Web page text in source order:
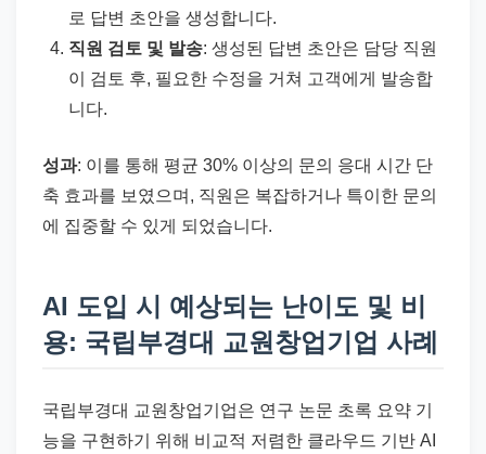
로 답변 초안을 생성합니다.
직원 검토 및 발송: 생성된 답변 초안은 담당 직원
이 검토 후, 필요한 수정을 거쳐 고객에게 발송합
니다.
성과: 이를 통해 평균 30% 이상의 문의 응대 시간 단
축 효과를 보였으며, 직원은 복잡하거나 특이한 문의
에 집중할 수 있게 되었습니다.
AI 도입 시 예상되는 난이도 및 비
용: 국립부경대 교원창업기업 사례
국립부경대 교원창업기업은 연구 논문 초록 요약 기
능을 구현하기 위해 비교적 저렴한 클라우드 기반 AI